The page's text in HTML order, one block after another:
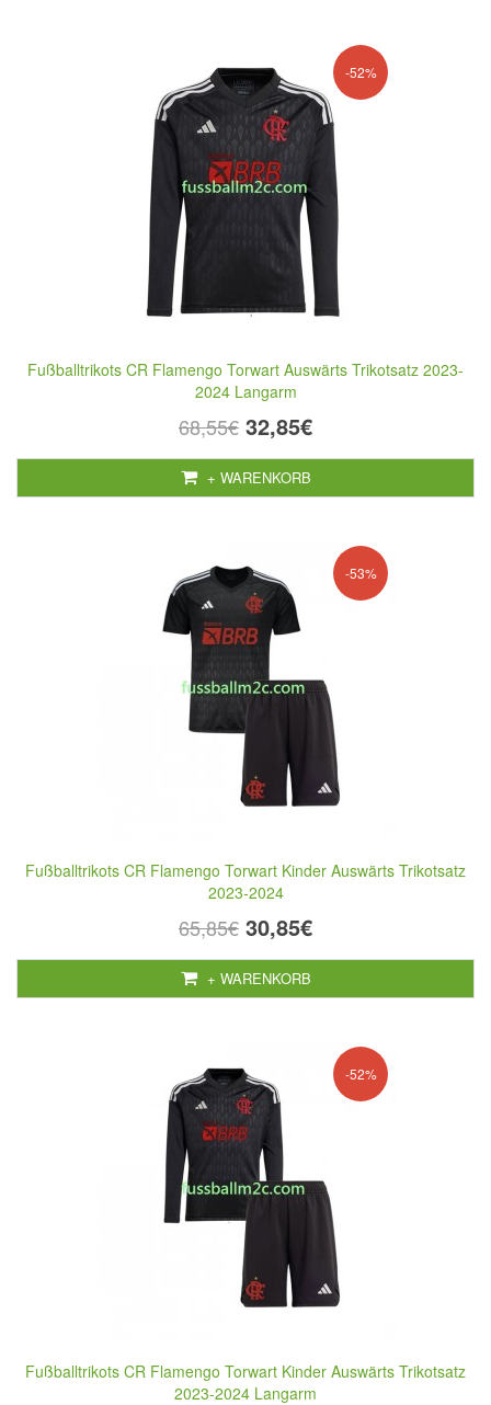
-52%
Fußballtrikots CR Flamengo Torwart Auswärts Trikotsatz 2023-
2024 Langarm
68,55€ 32,85€
+ WARENKORB
-53%
Fußballtrikots CR Flamengo Torwart Kinder Auswärts Trikotsatz
2023-2024
65,85€ 30,85€
+ WARENKORB
-52%
Fußballtrikots CR Flamengo Torwart Kinder Auswärts Trikotsatz
2023-2024 Langarm